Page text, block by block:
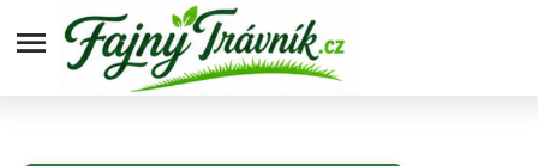
Fajnytravnik.cz